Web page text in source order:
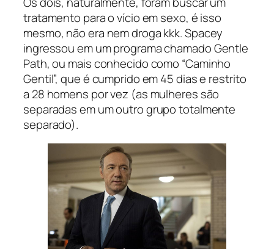
tratamento para o vício em sexo, é isso
mesmo, não era nem droga kkk. Spacey
ingressou em um programa chamado Gentle
Path, ou mais conhecido como “Caminho
Gentil”, que é cumprido em 45 dias e restrito
a 28 homens por vez (as mulheres são
separadas em um outro grupo totalmente
separado).